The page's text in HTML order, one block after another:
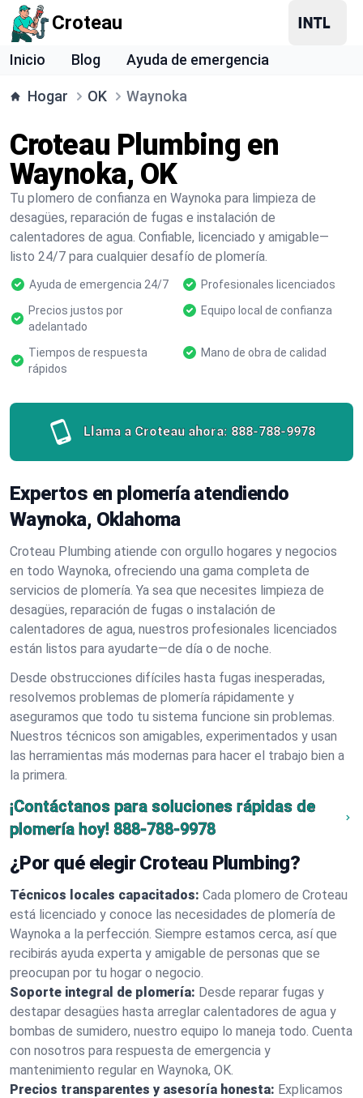
Croteau
Inicio Blog Ayuda de emergencia
Hogar OK Waynoka
Croteau Plumbing en
Waynoka, OK
Tu plomero de confianza en Waynoka para limpieza de
desagües, reparación de fugas e instalación de
calentadores de agua. Confiable, licenciado y amigable—
listo 24/7 para cualquier desafío de plomería.
Ayuda de emergencia 24/7
Profesionales licenciados
Precios justos por
adelantado
Equipo local de confianza
Tiempos de respuesta
rápidos
Mano de obra de calidad
Llama a Croteau ahora: 888-788-9978
Expertos en plomería atendiendo
Waynoka, Oklahoma
Croteau Plumbing atiende con orgullo hogares y negocios
en todo Waynoka, ofreciendo una gama completa de
servicios de plomería. Ya sea que necesites limpieza de
desagües, reparación de fugas o instalación de
calentadores de agua, nuestros profesionales licenciados
están listos para ayudarte—de día o de noche.
Desde obstrucciones difíciles hasta fugas inesperadas,
resolvemos problemas de plomería rápidamente y
aseguramos que todo tu sistema funcione sin problemas.
Nuestros técnicos son amigables, experimentados y usan
las herramientas más modernas para hacer el trabajo bien a
la primera.
¡Contáctanos para soluciones rápidas de
plomería hoy! 888-788-9978
¿Por qué elegir Croteau Plumbing?
Técnicos locales capacitados: Cada plomero de Croteau
está licenciado y conoce las necesidades de plomería de
Waynoka a la perfección. Siempre estamos cerca, así que
recibirás ayuda experta y amigable de personas que se
preocupan por tu hogar o negocio.
Soporte integral de plomería: Desde reparar fugas y
destapar desagües hasta arreglar calentadores de agua y
bombas de sumidero, nuestro equipo lo maneja todo. Cuenta
con nosotros para respuesta de emergencia y
mantenimiento regular en Waynoka, OK.
Precios transparentes y asesoría honesta: Explicamos